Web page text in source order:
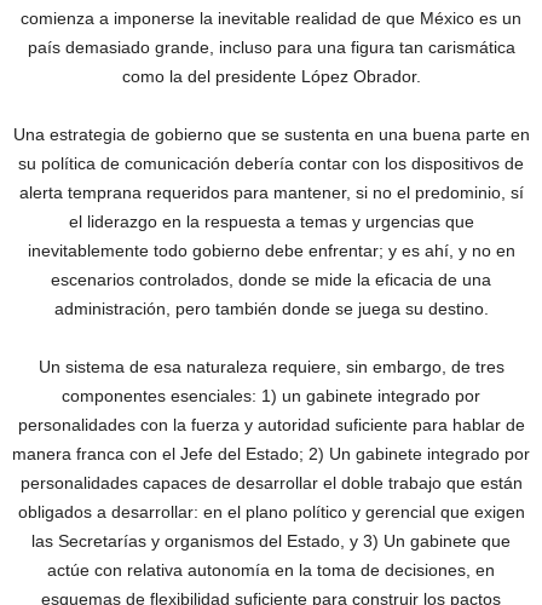
comienza a imponerse la inevitable realidad de que México es un
país demasiado grande, incluso para una figura tan carismática
como la del presidente López Obrador.
Una estrategia de gobierno que se sustenta en una buena parte en
su política de comunicación debería contar con los dispositivos de
alerta temprana requeridos para mantener, si no el predominio, sí
el liderazgo en la respuesta a temas y urgencias que
inevitablemente todo gobierno debe enfrentar; y es ahí, y no en
escenarios controlados, donde se mide la eficacia de una
administración, pero también donde se juega su destino.
Un sistema de esa naturaleza requiere, sin embargo, de tres
componentes esenciales: 1) un gabinete integrado por
personalidades con la fuerza y autoridad suficiente para hablar de
manera franca con el Jefe del Estado; 2) Un gabinete integrado por
personalidades capaces de desarrollar el doble trabajo que están
obligados a desarrollar: en el plano político y gerencial que exigen
las Secretarías y organismos del Estado, y 3) Un gabinete que
actúe con relativa autonomía en la toma de decisiones, en
esquemas de flexibilidad suficiente para construir los pactos